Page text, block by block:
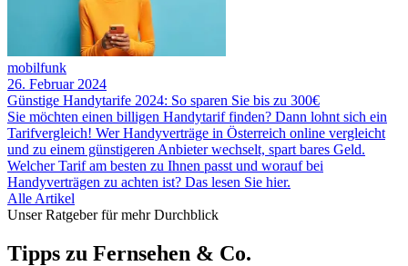
mobilfunk
26. Februar 2024
Günstige Handytarife 2024: So sparen Sie bis zu 300€
Sie möchten einen billigen Handytarif finden? Dann lohnt sich ein
Tarifvergleich! Wer Handyverträge in Österreich online vergleicht
und zu einem günstigeren Anbieter wechselt, spart bares Geld.
Welcher Tarif am besten zu Ihnen passt und worauf bei
Handyverträgen zu achten ist? Das lesen Sie hier.
Alle Artikel
Unser Ratgeber für mehr Durchblick
Tipps zu Fernsehen & Co.